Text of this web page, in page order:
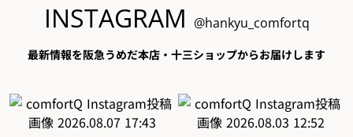
INSTAGRAM @hankyu_comfortq
最新情報を阪急うめだ本店・十三ショップからお届けします